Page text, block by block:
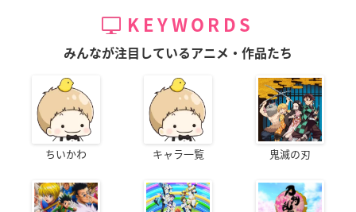
KEYWORDS
みんなが注目しているアニメ・作品たち
ちいかわ キャラ一覧 鬼滅の刃